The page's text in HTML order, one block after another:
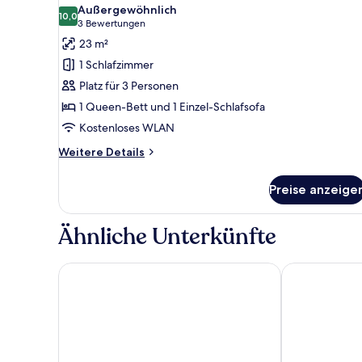
für
Dreibettzimmer
anzeigen
10,010,0 von 10
Außergewöhnlich
3 Bewertungen
(3
Bewertungen)
23 m²
1 Schlafzimmer
Platz für 3 Personen
1 Queen-Bett und 1 Einzel-Schlafsofa
Kostenloses WLAN
Weitere Details
Weitere
Preise
Ähnliche Unterkünfte
Hotel Stadt Hameln Parkhotel